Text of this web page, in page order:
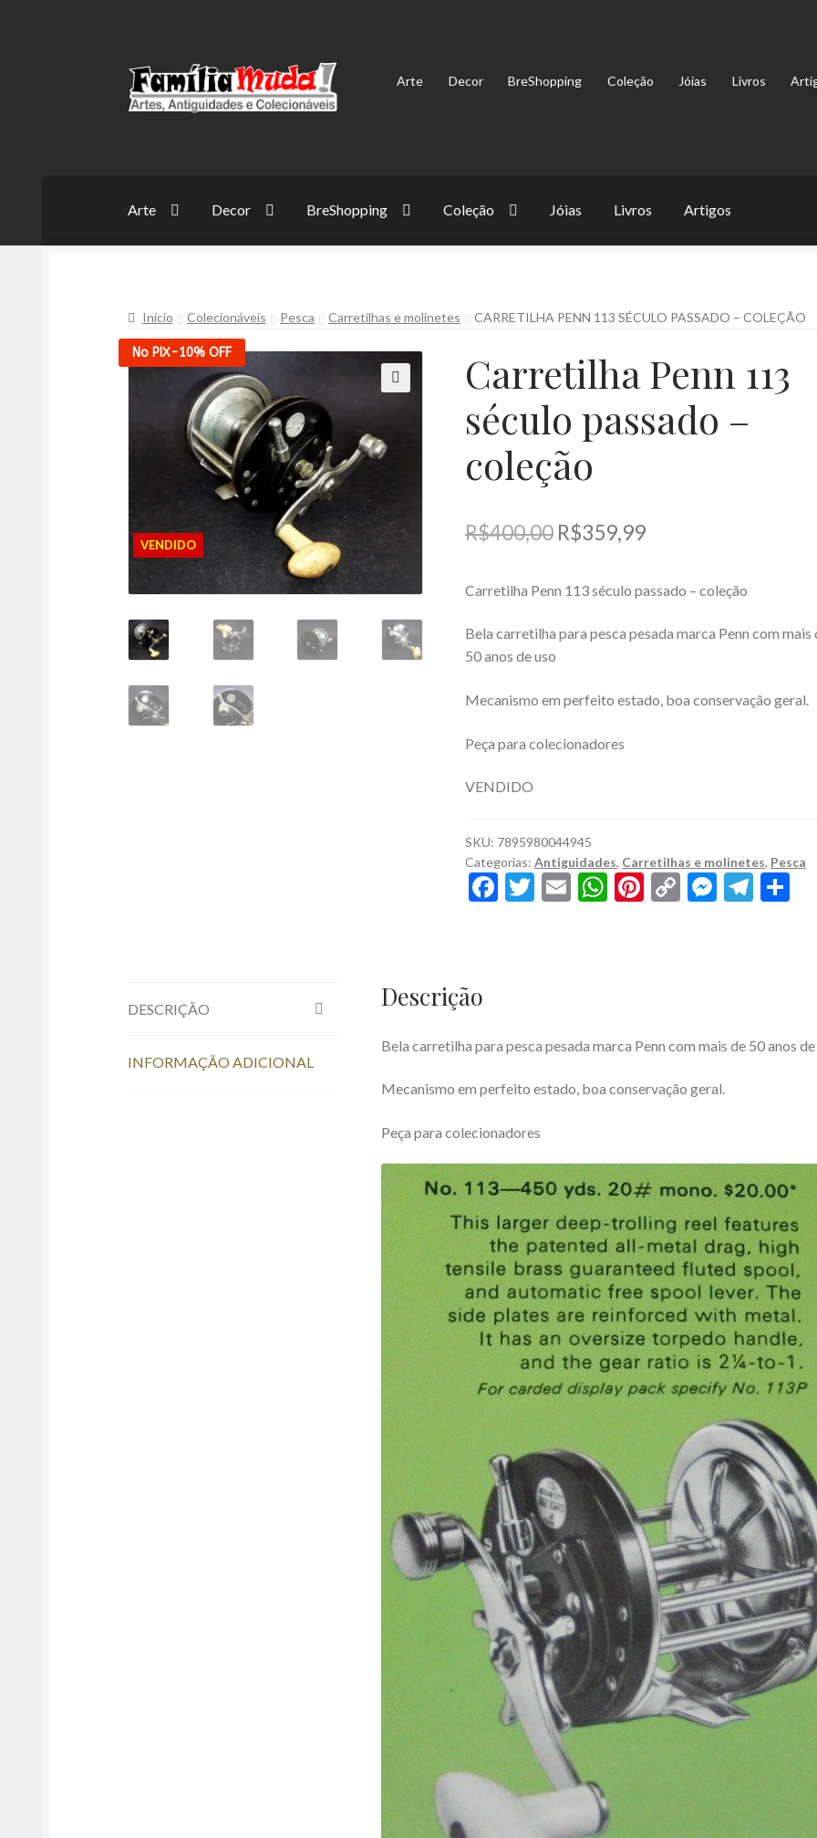
Pular
para
navegação
Pular
para
Arte Decor BreShopping Coleção Jóias Livros
Arte Decor BreShopping Coleção Jóias Livros Artigos
Início Colecionáveis Pesca Carretilhas e molinetes CARRETILHA PENN 113 SÉCULO PASSADO – COLEÇÃO
No PIX-10% OFF
VENDIDO
Carretilha Penn 113
século passado –
coleção
R$400,00 O
original
era:
R$359,99O
atual
é:
Carretilha Penn 113 século passado – coleção
Bela carretilha para pesca pesada marca Penn com mais
50 anos de uso
Mecanismo em perfeito estado, boa conservação geral.
Peça para colecionadores
VENDIDO
SKU: 7895980044945
Categorias:Antiguidades, Carretilhas e molinetes, Pesca
F
k
T
E
W
p
Pi C
k
M
er
T
m
DESCRIÇÃO
INFORMAÇÃO ADICIONAL
Descrição
Bela carretilha para pesca pesada marca Penn com mais de 50 anos de
Mecanismo em perfeito estado, boa conservação geral.
Peça para colecionadores